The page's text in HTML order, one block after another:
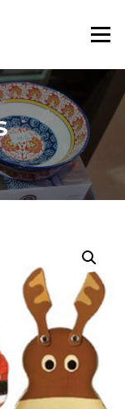
Menu